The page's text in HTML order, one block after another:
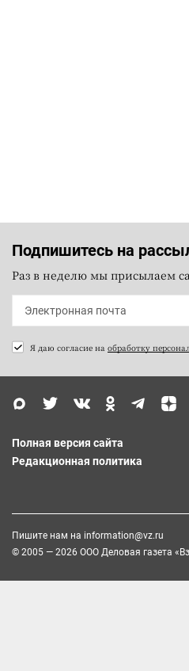
Подпишитесь на
Раз в неделю мы присылаем
Я даю согласие на обработку
Полная версия сайта
Редакционная политика
Пишите нам на information@vz.ru
© 2005 — 2026 ООО Деловая газета